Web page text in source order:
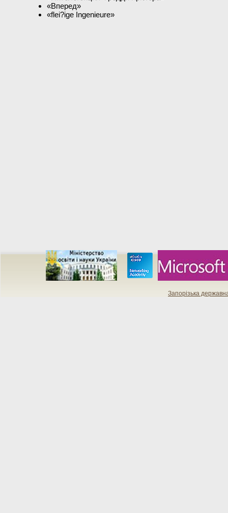
«Вперед»
«flei?ige Ingenieure»
Запорізька